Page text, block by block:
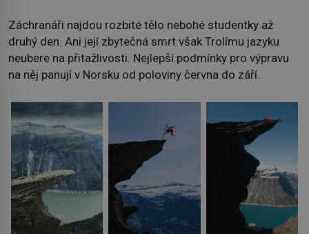
Záchranáři najdou rozbité tělo nebohé studentky až
druhý den. Ani její zbytečná smrt však Trolímu jazyku
neubere na přitažlivosti. Nejlepší podmínky pro výpravu
na něj panují v Norsku od poloviny června do září.